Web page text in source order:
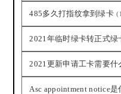
485多久打指纹拿到绿卡
2021年临时绿卡转正式绿
2021更新申请工卡需要什
Asc appointment notice是